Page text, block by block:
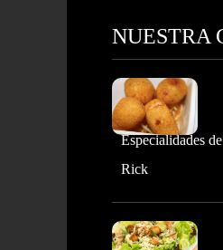
NUESTRA
Especialidades de
Rick